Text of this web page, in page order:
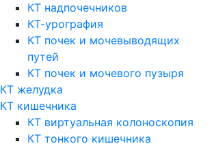
КТ надпочечников
КТ-урография
КТ почек и мочевыводящих
путей
КТ почек и мочевого пузыря
КТ желудка
КТ кишечника
КТ виртуальная колоноскопия
КТ тонкого кишечника